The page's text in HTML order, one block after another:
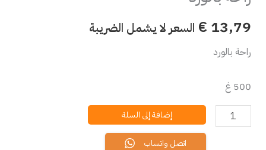
€ 13,79 السعر لا يشمل الضريبة
راحة بالورد
500 غ
إضافة إلى السلة
اتصل واتساب